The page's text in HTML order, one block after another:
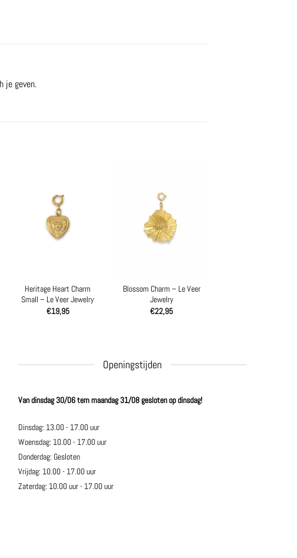
je geven.
Heritage Heart Charm
Small – Le Veer Jewelry
€19,95
Blossom Charm – Le Veer
Jewelry
€22,95
Openingstijden
Van dinsdag 30/06 tem maandag 31/08 gesloten op dinsdag!
Dinsdag: 13.00 - 17.00 uur
Woensdag: 10.00 - 17.00 uur
Donderdag: Gesloten
Vrijdag: 10.00 - 17.00 uur
Zaterdag: 10.00 uur - 17.00 uur